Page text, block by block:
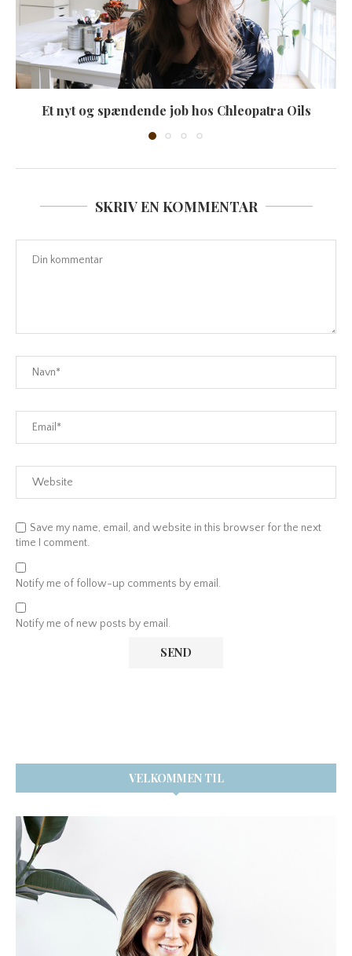
Et nyt og spændende job hos Chleopatra Oils
SKRIV EN KOMMENTAR
Save my name, email, and website in this browser for the next
time I comment.
Notify me of follow-up comments by email.
Notify me of new posts by email.
VELKOMMEN TIL